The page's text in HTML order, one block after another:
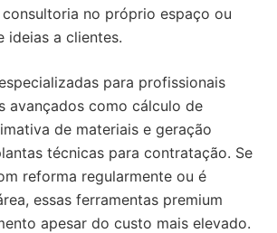
no próprio espaço ou
ideias a clientes.
para profissionais
avançados como cálculo de
de materiais e geração
técnicas para contratação. Se
reforma regularmente ou é
essas ferramentas premium
apesar do custo mais elevado.